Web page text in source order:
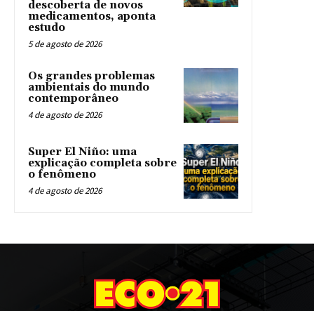
descoberta de novos
medicamentos, aponta
estudo
5 de agosto de 2026
Os grandes problemas
ambientais do mundo
contemporâneo
4 de agosto de 2026
Super El Niño: uma
explicação completa sobre
o fenômeno
4 de agosto de 2026